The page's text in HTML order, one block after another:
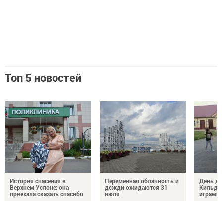
Топ 5 новостей
История спасения в
Верхнем Услоне: она
приехала сказать спасибо
Переменная облачность и
дожди ожидаются 31
июля
День
играми